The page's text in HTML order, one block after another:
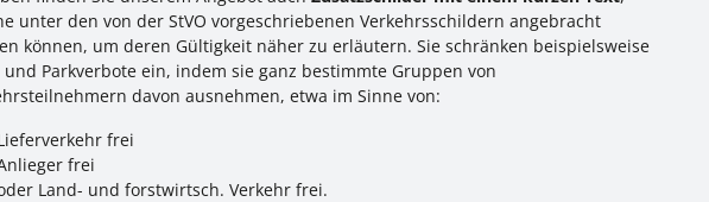
unter den von der StVO vorgeschriebenen Verkehrsschildern angebracht
können, um deren Gültigkeit näher zu erläutern. Sie schränken beispielsweise
und Parkverbote ein, indem sie ganz bestimmte Gruppen von
davon ausnehmen, etwa im Sinne von:
frei
frei
Land- und forstwirtsch. Verkehr frei.